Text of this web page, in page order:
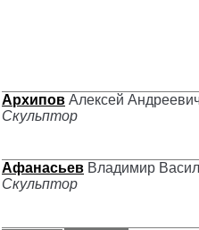
Архипов Алексей
Скульптор
Афанасьев Владимир
Скульптор